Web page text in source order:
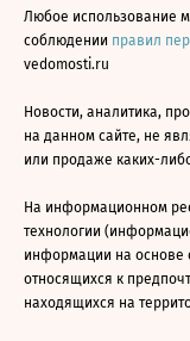
Любое использование
соблюдении правил
vedomosti.ru
Новости, аналитика,
на данном сайте, не
или продаже каких-
На информационном
технологии
информации на основе
относящихся к
находящихся на